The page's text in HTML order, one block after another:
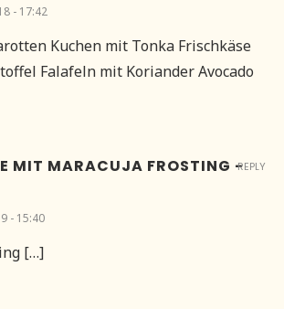
- 17:42
Kuchen mit Tonka Frischkäse
Falafeln mit Koriander Avocado
MIT MARACUJA FROSTING -
- 15:40
[…]
REPLY